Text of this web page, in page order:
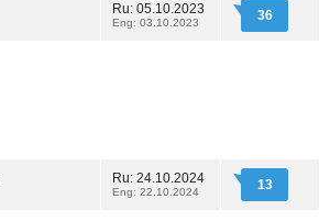
Ru: 05.10.2023
Eng: 03.10.2023 36
Ru: 24.10.2024
Eng: 22.10.2024 13